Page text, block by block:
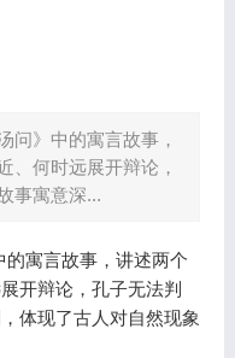
问》中的寓言故事，
、何时远展开辩论，
事寓意深...
的寓言故事，讲述两个
开辩论，孔子无法判
体现了古人对自然现象